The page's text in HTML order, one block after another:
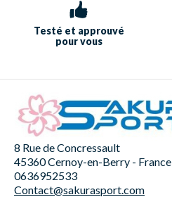
Testé et approuvé
pour vous
8 Rue de Concressault
45360 Cernoy-en-Berry - France
0636952533
Contact@sakurasport.com